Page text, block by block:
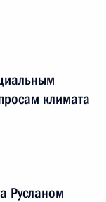
климата
Русланом